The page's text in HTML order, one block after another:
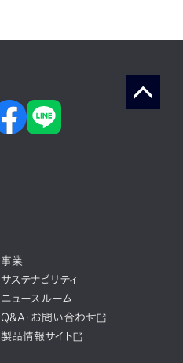
事業
サステナビリティ
ニュースルーム
Q&A・お問い合わせ
製品情報サイト